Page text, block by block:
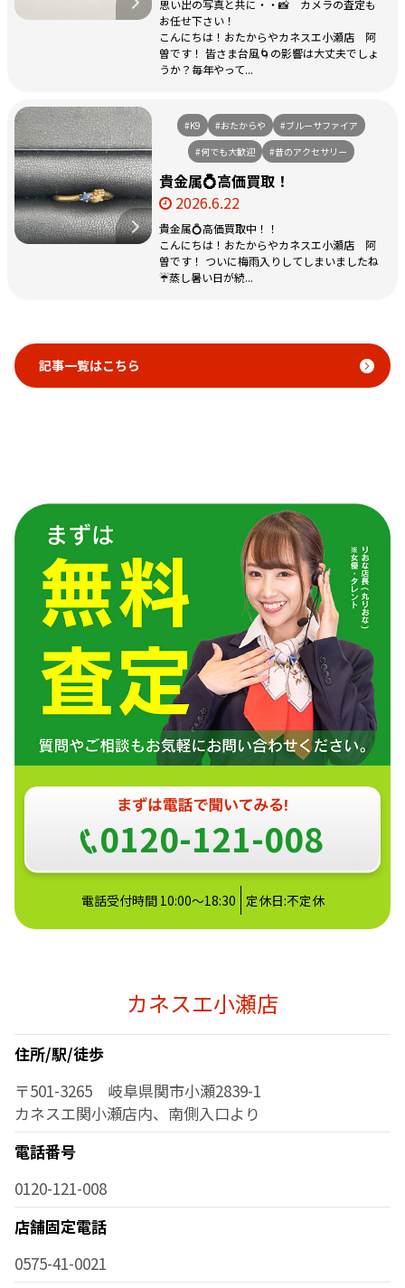
思い出の写真と共に・・📸 カメラの査定も
お任せ下さい！
こんにちは！おたからやカネスエ小瀬店 阿
曽です！ 皆さま台風🌀の影響は大丈夫でしょ
うか？毎年やって...
#K9 #おたからや
#ブルーサファイア
#何でも大歓迎
#昔のアクセサリー
貴金属💍高価買取！
2026.6.22
貴金属💍高価買取中！！
こんにちは！おたからやカネスエ小瀬店 阿
曽です！ ついに梅雨入りしてしまいましたね
☔蒸し暑い日が続...
記事一覧はこちら
0120-121-008
電話受付時間 10:00～18:30 定休日:不定休
カネスエ小瀬店
住所/駅/徒歩
〒501-3265 岐阜県関市小瀬2839-1
カネスエ関小瀬店内、南側入口より
電話番号
0120-121-008
店舗固定電話
0575-41-0021